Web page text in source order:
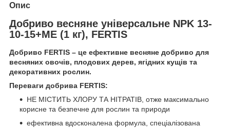
Опис
Добриво весняне універсальне NPK 13-
10-15+ME (1 кг), FERTIS
Добриво FERTIS – це ефективне весняне добриво для
весняних овочів, плодових дерев, ягідних кущів та
декоративних рослин.
Переваги добрива FERTIS:
НЕ МІСТИТЬ ХЛОРУ ТА НІТРАТІВ, отже максимально
корисне та безпечне для рослин та природи
ефективна вдосконалена формула, спеціалізована